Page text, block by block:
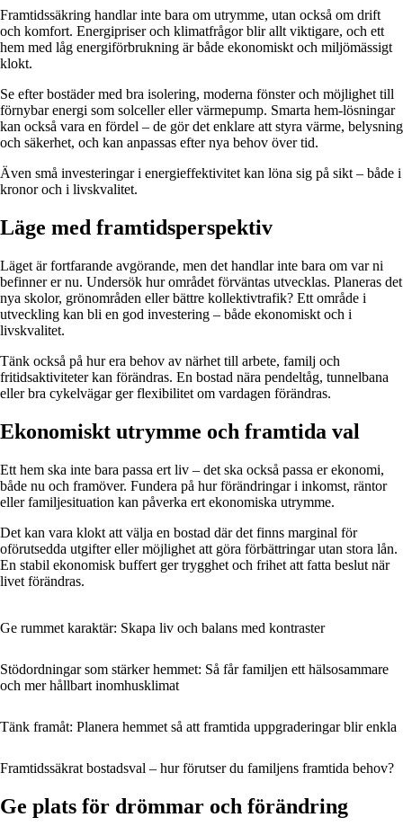
Framtidssäkring handlar inte bara om utrymme, utan också om drift
och komfort. Energipriser och klimatfrågor blir allt viktigare, och ett
hem med låg energiförbrukning är både ekonomiskt och miljömässigt
klokt.
Se efter bostäder med bra isolering, moderna fönster och möjlighet till
förnybar energi som solceller eller värmepump. Smarta hem-lösningar
kan också vara en fördel – de gör det enklare att styra värme, belysning
och säkerhet, och kan anpassas efter nya behov över tid.
Även små investeringar i energieffektivitet kan löna sig på sikt – både i
kronor och i livskvalitet.
Läge med framtidsperspektiv
Läget är fortfarande avgörande, men det handlar inte bara om var ni
befinner er nu. Undersök hur området förväntas utvecklas. Planeras det
nya skolor, grönområden eller bättre kollektivtrafik? Ett område i
utveckling kan bli en god investering – både ekonomiskt och i
livskvalitet.
Tänk också på hur era behov av närhet till arbete, familj och
fritidsaktiviteter kan förändras. En bostad nära pendeltåg, tunnelbana
eller bra cykelvägar ger flexibilitet om vardagen förändras.
Ekonomiskt utrymme och framtida val
Ett hem ska inte bara passa ert liv – det ska också passa er ekonomi,
både nu och framöver. Fundera på hur förändringar i inkomst, räntor
eller familjesituation kan påverka ert ekonomiska utrymme.
Det kan vara klokt att välja en bostad där det finns marginal för
oförutsedda utgifter eller möjlighet att göra förbättringar utan stora lån.
En stabil ekonomisk buffert ger trygghet och frihet att fatta beslut när
livet förändras.
Ge rummet karaktär: Skapa liv och balans med kontraster
Stödordningar som stärker hemmet: Så får familjen ett hälsosammare
och mer hållbart inomhusklimat
Tänk framåt: Planera hemmet så att framtida uppgraderingar blir enkla
Framtidssäkrat bostadsval – hur förutser du familjens framtida behov?
Ge plats för drömmar och förändring